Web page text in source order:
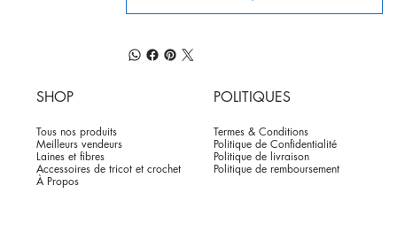
SHOP
Tous nos produits
Meilleurs vendeurs
Laines et fibres
Accessoires de tricot et crochet
À Propos
POLITIQUES
Termes & Conditions
Politique de Confidentialité
Politique de livraison
Politique de remboursement